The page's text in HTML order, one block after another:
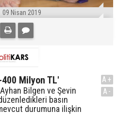
09 Nisan 2019
Milyon TL'
Bilgen ve Şevin
basın
durumuna ilişkin
A+
A-